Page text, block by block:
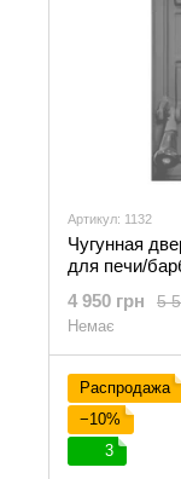
Артикул: 1132
Чугунная
для печи/
5
4 950 грн
Немає
Распродажа
−10%
3